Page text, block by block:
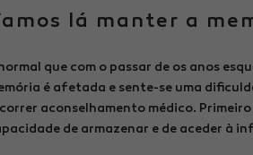
lá manter a
que com o passar de os anos
é afetada e sente-se uma
aconselhamento médico.
de armazenar e de aceder à